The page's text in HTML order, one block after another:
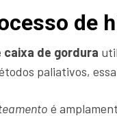
de
de gordura
paliativos,
é